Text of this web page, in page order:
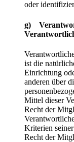
oder
g)
ist die
Einrichtung
anderen über
Mittel dieser
Recht der
Kriterien
Recht der